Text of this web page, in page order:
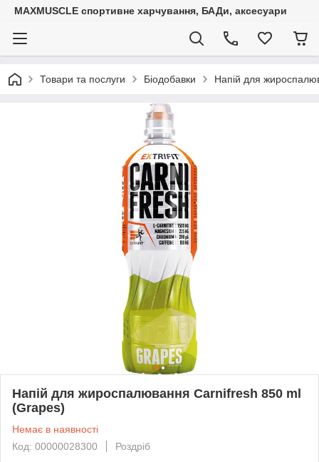
MAXMUSCLE спортивне харчування, БАДи, аксесуари
Товари та послуги Біодобавки Напій для
Напій для жироспалювання Carnifresh 850 ml
(Grapes)
Немає в наявності
Код: 00000028300
Роздріб